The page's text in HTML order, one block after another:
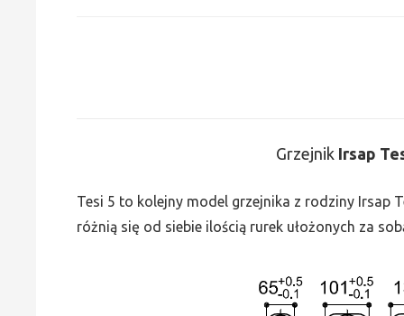
Grzejnik Irsap
Tesi 5 to kolejny model grzejnika z rodziny Irsap
różnią się od siebie ilością rurek ułożonych za